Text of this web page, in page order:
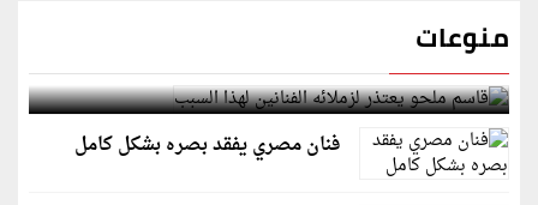
منوعات
قاسم ملحو يعتذر لزملائه الفنانين لهذا السبب
فنان مصري يفقد بصره بشكل كامل